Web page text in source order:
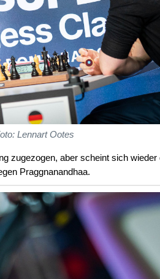
Lennart Ootes
zugezogen, aber scheint sich wieder
Praggnanandhaa.